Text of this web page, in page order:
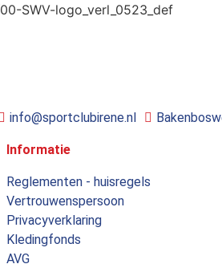
info@sportclubirene.nl
Informatie
Reglementen - huisregels
Vertrouwenspersoon
Privacyverklaring
Kledingfonds
AVG